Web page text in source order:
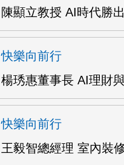
陳顯立教授 AI時代勝
快樂向前行
楊琇惠董事長 AI理財
快樂向前行
王毅智總經理 室內裝